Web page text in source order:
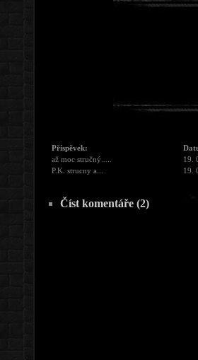
Příspěvek:
až moc stručný.....
19.
P.K. strucny a...
19.
Číst komentáře (2)